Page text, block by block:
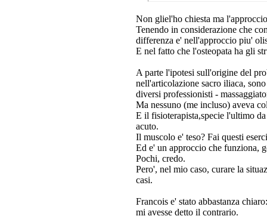
Non gliel'ho chiesta ma
Tenendo in considerazione che
differenza e' nell'approccio piu'
E nel fatto che l'osteopata ha gli
A parte l'ipotesi sull'origine del
nell'articolazione sacro iliaca,
diversi professionisti -
Ma nessuno (me incluso) aveva
E il fisioterapista,specie l'ultimo
acuto.
Il muscolo e' teso? Fai questi
Ed e' un approccio che funziona,
Pochi, credo.
Pero', nel mio caso, curare la
casi.
Francois e' stato abbastanza
mi avesse detto il contrario.